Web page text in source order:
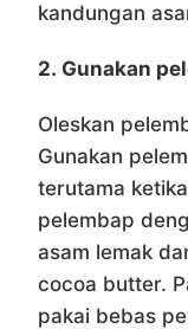
kandungan
2. Gunakan
Oleskan
Gunakan
terutama
pelembap
asam lemak
cocoa butter.
pakai bebas